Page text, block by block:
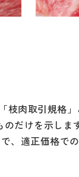
枝肉取引規格
だけを示しま
、適正価格で